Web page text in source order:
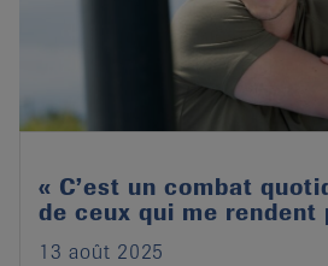
« C’est un combat
de ceux qui me rendent
13 août 2025